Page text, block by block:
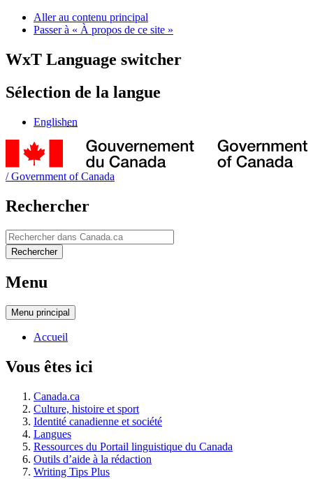
Aller au contenu principal
Passer à « À propos de ce site »
WxT Language switcher
Sélection de la langue
Englishen
/Government of Canada
Rechercher
Rechercher
Rechercher
Menu
Menu principal
Accueil
Vous êtes ici
Canada.ca
Culture, histoire et sport
Identité canadienne et société
Langues
Ressources du Portail linguistique du Canada
Outils d’aide à la rédaction
Writing Tips Plus